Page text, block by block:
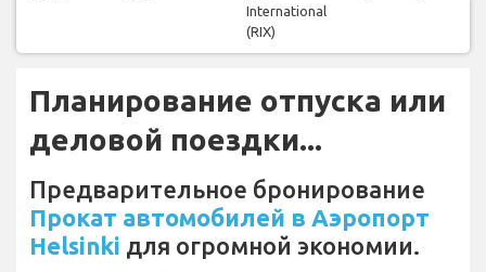
International
(RIX)
Планирование отпуска или
деловой поездки...
Предварительное бронирование
Прокат автомобилей в Аэропорт
Helsinki для огромной экономии.